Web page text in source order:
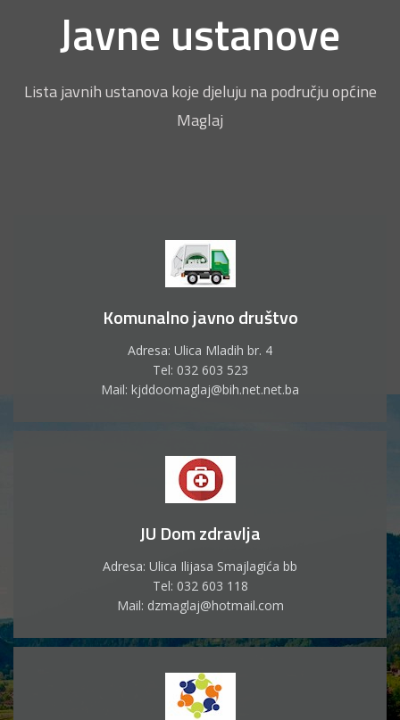
Javne ustanove
Lista javnih ustanova koje djeluju na području općine
Maglaj
Komunalno javno društvo
Adresa: Ulica Mladih br. 4
Tel: 032 603 523
Mail: kjddoomaglaj@bih.net.net.ba
JU Dom zdravlja
Adresa: Ulica Ilijasa Smajlagića bb
Tel: 032 603 118
Mail: dzmaglaj@hotmail.com